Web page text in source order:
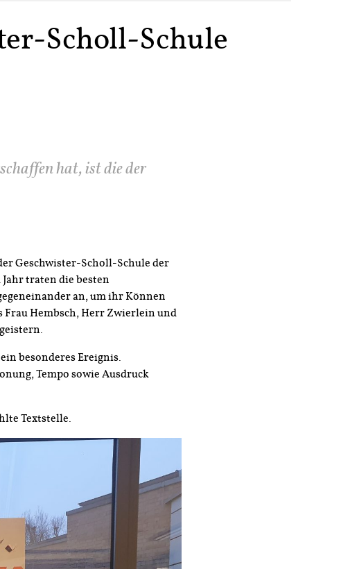
Scholl-Schule
hat, ist die der
Geschwister-Scholl-Schule der
traten die besten
an, um ihr Können
Frau Hembsch, Herr Zwierlein und
besonderes Ereignis.
Tempo sowie Ausdruck
Textstelle.